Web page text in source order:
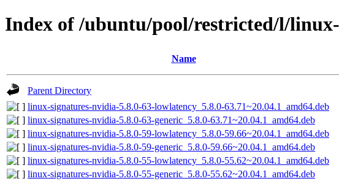
Index of /ubuntu/pool/restricted/l/
Name
Parent Directory
linux-signatures-nvidia-5.8.0-63-lowlatency_5.8.0-63.71~20.04.1_amd64.deb
linux-signatures-nvidia-5.8.0-63-generic_5.8.0-63.71~20.04.1_amd64.deb
linux-signatures-nvidia-5.8.0-59-lowlatency_5.8.0-59.66~20.04.1_amd64.deb
linux-signatures-nvidia-5.8.0-59-generic_5.8.0-59.66~20.04.1_amd64.deb
linux-signatures-nvidia-5.8.0-55-lowlatency_5.8.0-55.62~20.04.1_amd64.deb
linux-signatures-nvidia-5.8.0-55-generic_5.8.0-55.62~20.04.1_amd64.deb